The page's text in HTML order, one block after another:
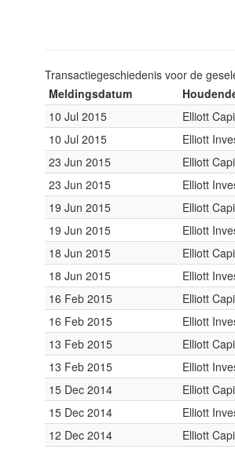
Transactiegeschiedenis voor de
Meldingsdatum
10 Jul 2015
Elliott
10 Jul 2015
Elliott
23 Jun 2015
Elliott
23 Jun 2015
Elliott
19 Jun 2015
Elliott
19 Jun 2015
Elliott
18 Jun 2015
Elliott
18 Jun 2015
Elliott
16 Feb 2015
Elliott
16 Feb 2015
Elliott
13 Feb 2015
Elliott
13 Feb 2015
Elliott
15 Dec 2014
Elliott
15 Dec 2014
Elliott
12 Dec 2014
Elliott